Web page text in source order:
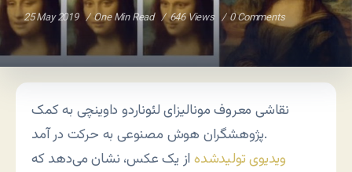
25 May 2019 One Min Read 646 Views 0 Comments
نقاشی معروف مونالیزای لئوناردو داوینچی به کمک
پژوهشگران هوش مصنوعی به حرکت در آمد.
ویدیوی تولیدشدهاز یک عکس، نشان می‌دهد که